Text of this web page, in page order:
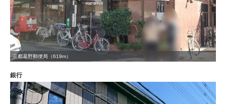
京都葛野郵便局（619m）
銀行